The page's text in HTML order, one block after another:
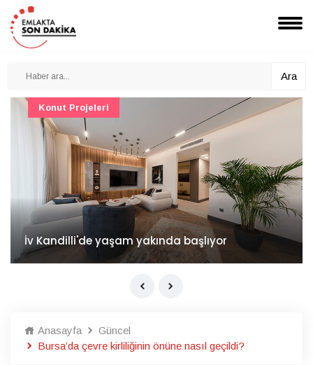
Ara
İv Kandilli'de yaşam yakında başlıyor
Konut Projeleri
Anasayfa
Güncel
Bursa’da çevre kirliliğinin önüne nasıl geçildi?